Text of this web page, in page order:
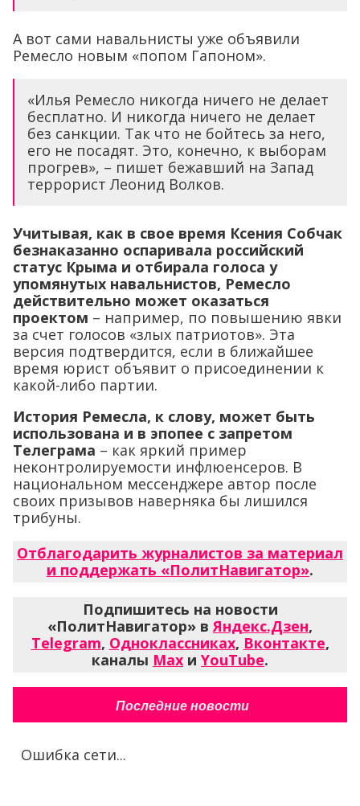
А вот сами навальнисты уже объявили
Ремесло новым «попом Гапоном».
«Илья Ремесло никогда ничего не делает
бесплатно. И никогда ничего не делает
без санкции. Так что не бойтесь за него,
его не посадят. Это, конечно, к выборам
прогрев», – пишет бежавший на Запад
террорист Леонид Волков.
Учитывая, как в свое время Ксения Собчак
безнаказанно оспаривала российский
статус Крыма и отбирала голоса у
упомянутых навальнистов, Ремесло
действительно может оказаться
проектом – например, по повышению явки
за счет голосов «злых патриотов». Эта
версия подтвердится, если в ближайшее
время юрист объявит о присоединении к
какой-либо партии.
История Ремесла, к слову, может быть
использована и в эпопее с запретом
Телеграма – как яркий пример
неконтролируемости инфлюенсеров. В
национальном мессенджере автор после
своих призывов наверняка бы лишился
трибуны.
Отблагодарить журналистов за материал
и поддержать «ПолитНавигатор».
Подпишитесь на новости
«ПолитНавигатор» вЯндекс.Дзен,
Telegram, Одноклассниках, Вконтакте,
каналы Max и YouTube.
Последние новости
Ошибка сети...